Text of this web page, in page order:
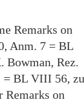
Remarks on
Anm. 7 = BL
Bowman, Rez.
= BL VIII 56, zu
Remarks on